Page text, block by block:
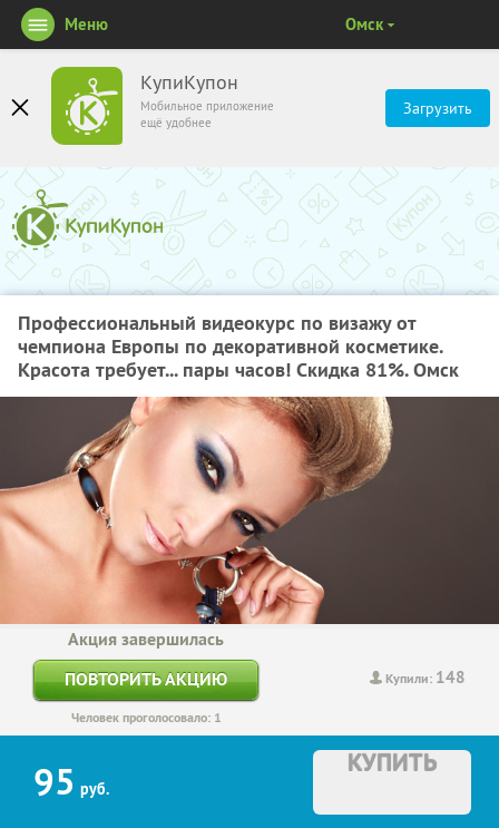
КупиКупон
Мобильное приложение
ещё удобнее
Загрузить
Меню Омск
Профессиональный видеокурс по визажу от
чемпиона Европы по декоративной косметике.
Красота требует... пары часов! Скидка 81%. Омск
Купили: 148
Акция завершилась
ПОВТОРИТЬ АКЦИЮ
Человек проголосовало: 1
95 руб.
КУПИТЬ